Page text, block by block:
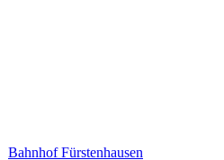
Bahnhof Fürstenhausen